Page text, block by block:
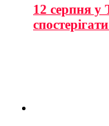
12 серпня у